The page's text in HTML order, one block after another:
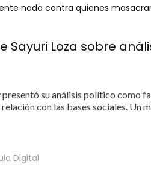
nada contra quienes
Loza sobre
su análisis político como
con las bases sociales. Un
Digital